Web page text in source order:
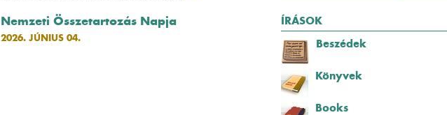
Nemzeti Összetartozás Napja
2026. JÚNIUS 04.
ÍRÁSOK
Beszédek
Könyvek
Books